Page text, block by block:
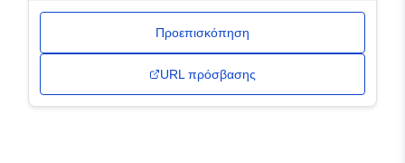
Προεπισκόπηση
URL πρόσβασης